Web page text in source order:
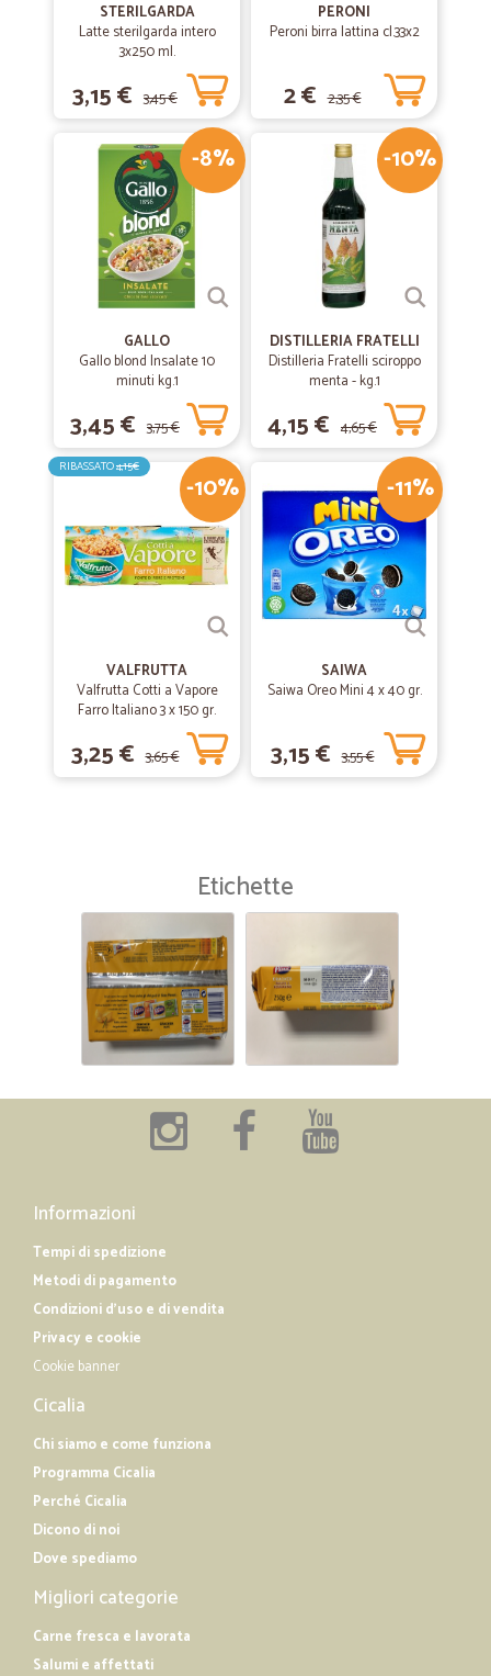
STERILGARDA
Latte sterilgarda intero
3x250 ml.
3,15 € 3,45 €
PERONI
Peroni birra lattina cl.33x2
2 € 2,35 €
-8%
GALLO
Gallo blond Insalate 10
minuti kg.1
3,45 € 3,75 €
-10%
DISTILLERIA FRATELLI
Distilleria Fratelli sciroppo
menta - kg.1
4,15 € 4,65 €
-10%
RIBASSATO4,15€
VALFRUTTA
Valfrutta Cotti a Vapore
Farro Italiano 3 x 150 gr.
3,25 € 3,65 €
-11%
SAIWA
Saiwa Oreo Mini 4 x 40 gr.
3,15 € 3,55 €
Etichette
Informazioni
Tempi di spedizione
Metodi di pagamento
Condizioni d'uso e di vendita
Privacy e cookie
Cookie banner
Cicalia
Chi siamo e come funziona
Programma Cicalia
Perché Cicalia
Dicono di noi
Dove spediamo
Migliori categorie
Carne fresca e lavorata
Salumi e affettati